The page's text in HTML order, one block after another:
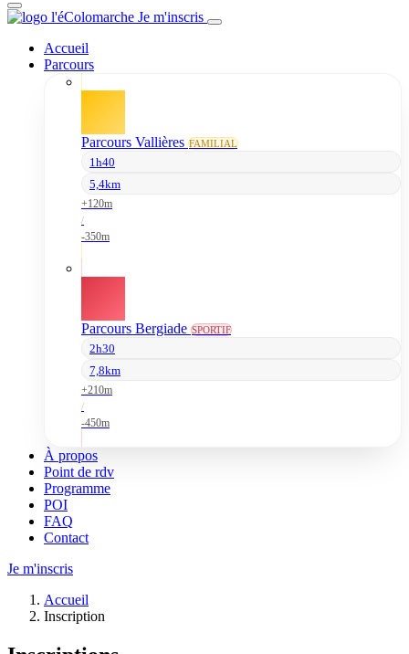
Je m'inscris
Accueil
Parcours
Parcours Vallières FAMILIAL
1h40
5,4km
+120m
/
-350m
Parcours Bergiade SPORTIF
2h30
7,8km
+210m
/
-450m
À propos
Point de rdv
Programme
POI
FAQ
Contact
Je m'inscris
Accueil
Inscription